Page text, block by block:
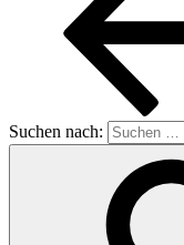
Suchen nach: